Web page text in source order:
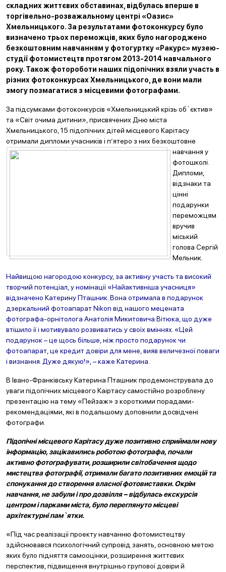
складних життєвих обставинах, відбулась вперше в
торгівельно-розважальному центрі «Оазис»
Хмельницького. За результатами фотоконкурсу було
визначено трьох переможців, яких було нагороджено
безкоштовним навчанням у фотогуртку «Ракурс» музею-
студії фотомистецтв протягом 2013-2014 навчального
року. Також фотороботи наших підопічних взяли участь в
різних фотоконкурсах Хмельницького, де вони мали
змогу позмагатися з місцевими фотографами.
За підсумками фотоконкурсів «Хмельницький крізь об`єктив»
та «Світ очима дитини», присвячених Дню міста
Хмельницького, 15 підопічних дітей місцевого Карітасу
отримали дипломи учасників і п’ятеро з них безкоштовне
навчання у
фотошколі.
Дипломи,
відзнаки та
цінні
подарунки
переможцям
вручив
міський
голова Сергій
Мельник.
Найвищою нагородою конкурсу, за активну участь та високий
творчий потенціал, у номінації «Найактивніша учасниця»
відзначено Катерину Пташник. Вона отримала в подарунок
дзеркальний фотоапарат Nikon від нашого мецената
фотографа-орнітолога Анатолія Микитовича Вітюка, що дуже
втішило її і мотивувало розвиватись у своїх вміннях. «Цей
подарунок – це щось більше, ніж просто подарунок чи
фотоапарат, це кредит довіри для мене, вияв величезної поваги
і визнання. Дуже дякую!», – каже Катерина.
В Івано-Франківську Катерина Пташник продемонструвала до
уваги підопічних місцевого Каіртасу самостійно розроблену
презентацію на тему «Пейзаж» з короткими порадами-
рекомендаціями, які в подальшому доповнили досвідчені
фотографи.
Підопічні місцевого Карітасу дуже позитивно сприймали нову
інформацію, зацікавились роботою фотографа, почали
активно фотографувати, розширили світобачення щодо
мистецтва фотографії, отримали багато позитивних емоцій та
спонукання до створення власної фотовиставки. Окрім
навчання, не забули і про дозвілля – відбулась екскурсія
центром і парками міста, було переглянуто місцеві
архітектурні пам`ятки.
«Під час реалізації проекту навчанню фотомистецтву
здійснювався психологічний супровід занять, основною метою
яких було підняття самооцінки, розширення життєвих
перспектив, підвищення внутрішньо групової довіри й